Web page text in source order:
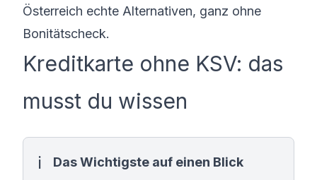
BONITÄTSPRÜFUNG
Erforderlich Erforderlich
Österreich echte Alternativen, ganz ohne
Bonitätscheck.
Kreditkarte ohne KSV: das
musst du wissen
Das Wichtigste auf einen Blick